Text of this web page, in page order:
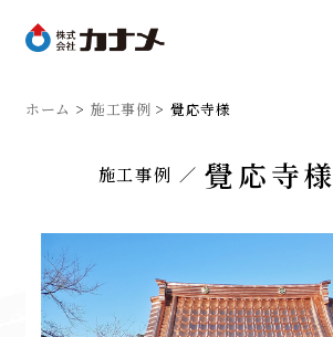
ホーム 施工事例 覺応寺様
施工事例 覺応寺様